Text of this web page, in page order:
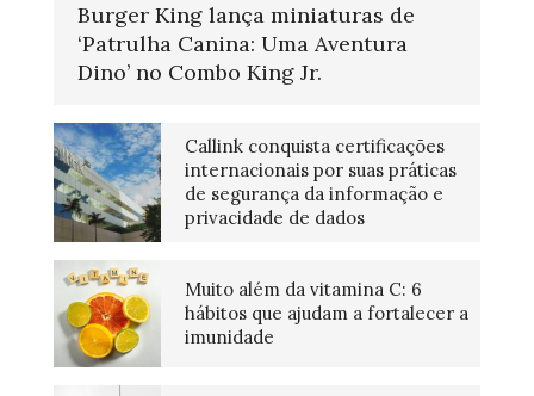
Burger King lança miniaturas de
‘Patrulha Canina: Uma Aventura
Dino’ no Combo King Jr.
Callink conquista certificações
internacionais por suas práticas
de segurança da informação e
privacidade de dados
Muito além da vitamina C: 6
hábitos que ajudam a fortalecer a
imunidade